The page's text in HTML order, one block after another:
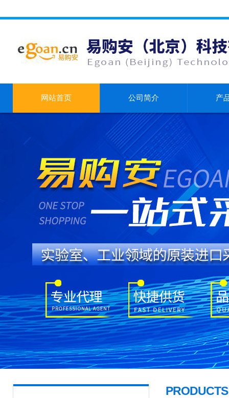
网站首页 公司简介 产